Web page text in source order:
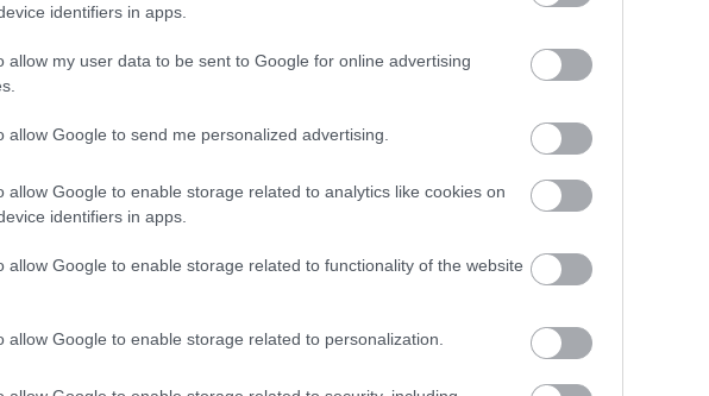
identifiers in apps.
allow my user data to be sent to Google for online advertising
allow Google to send me personalized advertising.
allow Google to enable storage related to analytics like cookies on
identifiers in apps.
allow Google to enable storage related to functionality of the website
allow Google to enable storage related to personalization.
Tas bija tas sūtījums, kur šeit studijā bija
ir ļoti labas no Ukrainas puses. Tas īstenībā
sabiedrībai, mēs spējam šādus
Slaidiņš.